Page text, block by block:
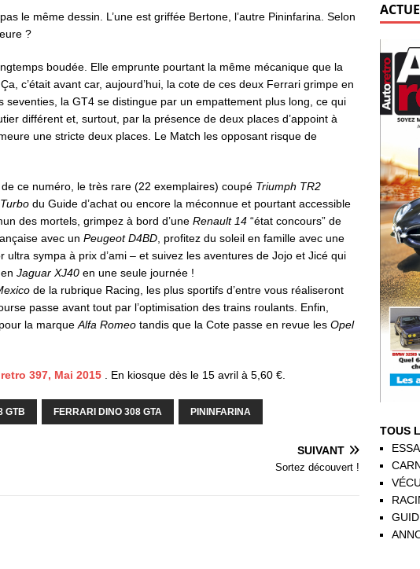
le même dessin. L’une est griffée Bertone, l’autre Pininfarina. Selon
?
boudée. Elle emprunte pourtant la même mécanique que la
c’était avant car, aujourd’hui, la cote de ces deux Ferrari grimpe en
seventies, la GT4 se distingue par un empattement plus long, ce qui
différent et, surtout, par la présence de deux places d’appoint à
une stricte deux places. Le Match les opposant risque de
ce numéro, le très rare (22 exemplaires) coupé Triumph TR2
du Guide d’achat ou encore la méconnue et pourtant accessible
des mortels, grimpez à bord d’une Renault 14 “état concours” de
avec un Peugeot D4BD, profitez du soleil en famille avec une
ultra sympa à prix d’ami – et suivez les aventures de Jojo et Jicé qui
Jaguar XJ40 en une seule journée !
de la rubrique Racing, les plus sportifs d’entre vous réaliseront
passe avant tout par l’optimisation des trains roulants. Enfin,
la marqueAlfa Romeo tandis que la Cote passe en revue les Opel
397, Mai 2015 . En kiosque dès le 15 avril à 5,60 €.
GTB FERRARI DINO 308 GTA PININFARINA
SUIVANT
Sortez découvert !
TOUS
VÉCU